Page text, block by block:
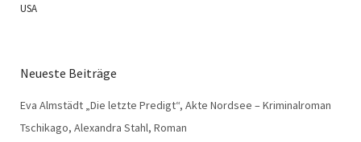
USA
Neueste Beiträge
Eva Almstädt „Die letzte Predigt“, Akte Nordsee – Kriminalroman
Tschikago, Alexandra Stahl, Roman